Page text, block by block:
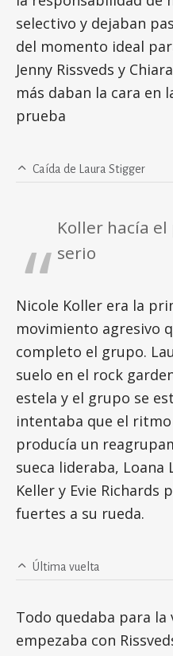
selectivo y dejaban
del momento ideal
Jenny Rissveds y
más daban la cara en
prueba
Caída de Laura Stigger
Koller hacía
serio
Nicole Koller era la
movimiento agresivo
completo el grupo.
suelo en el rock
estela y el grupo se
intentaba que el ritmo
producía un
sueca lideraba, Loana
Keller y Evie Richards
fuertes a su rueda.
Última vuelta
Todo quedaba para la
empezaba con